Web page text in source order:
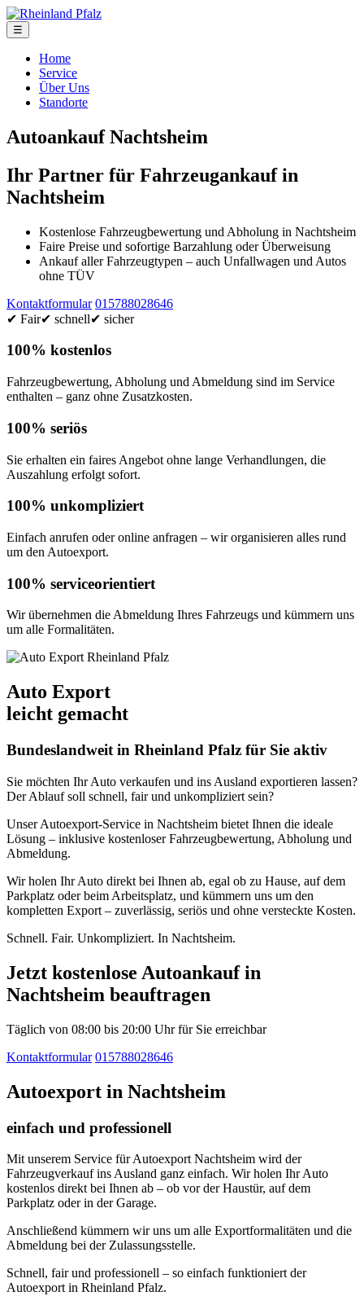
☰
Home
Service
Über Uns
Standorte
Autoankauf Nachtsheim
Ihr Partner für Fahrzeugankauf in
Nachtsheim
Kostenlose Fahrzeugbewertung und Abholung in Nachtsheim
Faire Preise und sofortige Barzahlung oder Überweisung
Ankauf aller Fahrzeugtypen – auch Unfallwagen und Autos
ohne TÜV
Kontaktformular 015788028646
✔ Fair✔ schnell✔ sicher
100% kostenlos
Fahrzeugbewertung, Abholung und Abmeldung sind im Service
enthalten – ganz ohne Zusatzkosten.
100% seriös
Sie erhalten ein faires Angebot ohne lange Verhandlungen, die
Auszahlung erfolgt sofort.
100% unkompliziert
Einfach anrufen oder online anfragen – wir organisieren alles rund
um den Autoexport.
100% serviceorientiert
Wir übernehmen die Abmeldung Ihres Fahrzeugs und kümmern uns
um alle Formalitäten.
Auto Export
leicht gemacht
Bundeslandweit in Rheinland Pfalz für Sie aktiv
Sie möchten Ihr Auto verkaufen und ins Ausland exportieren lassen?
Der Ablauf soll schnell, fair und unkompliziert sein?
Unser Autoexport-Service in Nachtsheim bietet Ihnen die ideale
Lösung – inklusive kostenloser Fahrzeugbewertung, Abholung und
Abmeldung.
Wir holen Ihr Auto direkt bei Ihnen ab, egal ob zu Hause, auf dem
Parkplatz oder beim Arbeitsplatz, und kümmern uns um den
kompletten Export – zuverlässig, seriös und ohne versteckte Kosten.
Schnell. Fair. Unkompliziert. In Nachtsheim.
Jetzt kostenlose Autoankauf in
Nachtsheim beauftragen
Täglich von 08:00 bis 20:00 Uhr für Sie erreichbar
Kontaktformular 015788028646
Autoexport in Nachtsheim
einfach und professionell
Mit unserem Service für Autoexport Nachtsheim wird der
Fahrzeugverkauf ins Ausland ganz einfach. Wir holen Ihr Auto
kostenlos direkt bei Ihnen ab – ob vor der Haustür, auf dem
Parkplatz oder in der Garage.
Anschließend kümmern wir uns um alle Exportformalitäten und die
Abmeldung bei der Zulassungsstelle.
Schnell, fair und professionell – so einfach funktioniert der
Autoexport in Rheinland Pfalz.